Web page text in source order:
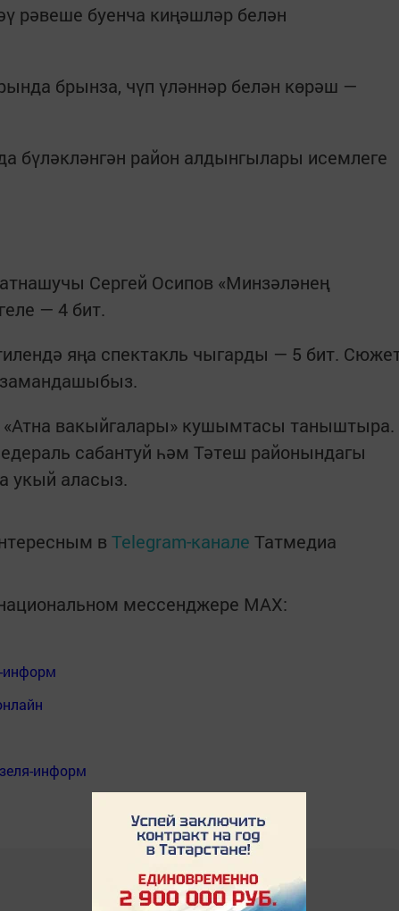
рәвеше буенча киңәшләр белән
брынза, чүп үләннәр белән көрәш —
бүләкләнгән район алдынгылары исемлеге
Сергей Осипов «Минзәләнең
— 4 бит.
яңа спектакль чыгарды — 5 бит.
замандашыбыз.
«Атна вакыйгалары» кушымтасы таныштыра.
сабантуй һәм Тәтеш районындагы
укый аласыз.
в Telegram-канале Татмедиа
мессенджере MАХ:
информ
информ